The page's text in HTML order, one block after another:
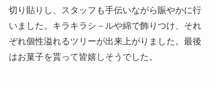
切り貼りし、スタッフも手伝いながら賑やかに行
いました。キラキラシ－ルや綿で飾りつけ、それ
ぞれ個性溢れるツリーが出来上がりました。最後
はお菓子を貰って皆嬉しそうでした。